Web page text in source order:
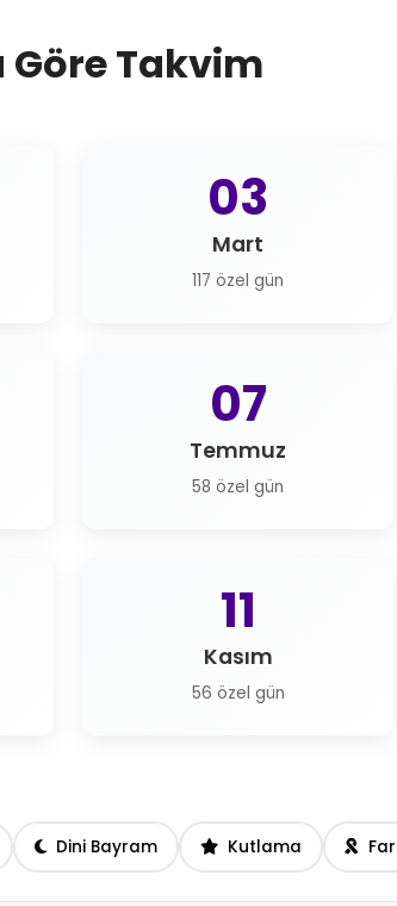
Takvim
03
Mart
117 özel gün
07
Temmuz
58 özel gün
11
Kasım
56 özel gün
Dini Bayram Kutlama